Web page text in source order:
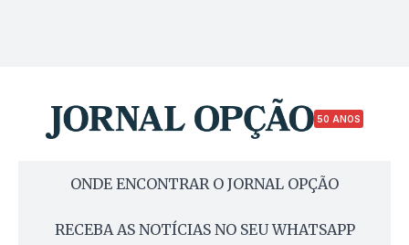
50 ANOS
ONDE ENCONTRAR O JORNAL OPÇÃO
RECEBA AS NOTÍCIAS NO SEU WHATSAPP